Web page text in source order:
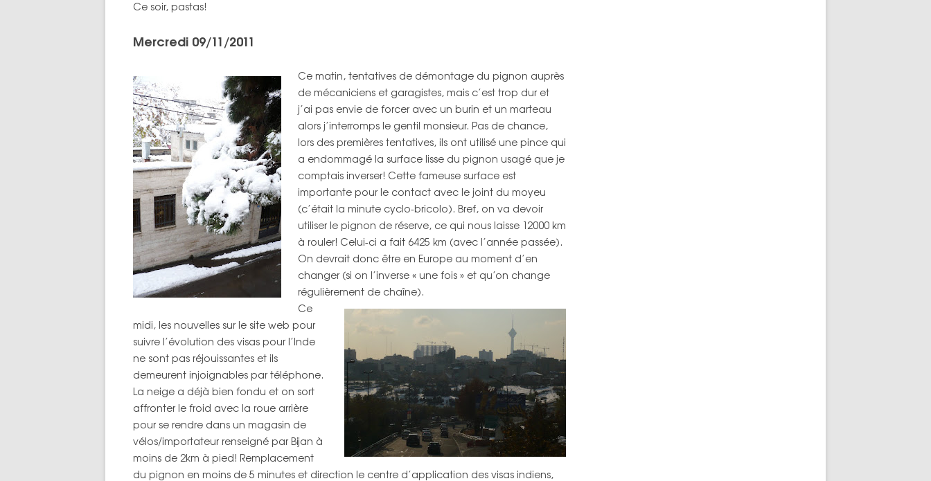
Ce soir, pastas!
Mercredi 09/11/2011
Ce matin, tentatives de démontage du pignon auprès
de mécaniciens et garagistes, mais c’est trop dur et
j’ai pas envie de forcer avec un burin et un marteau
alors j’interromps le gentil monsieur. Pas de chance,
lors des premières tentatives, ils ont utilisé une pince qui
a endommagé la surface lisse du pignon usagé que je
comptais inverser! Cette fameuse surface est
importante pour le contact avec le joint du moyeu
(c’était la minute cyclo-bricolo). Bref, on va devoir
utiliser le pignon de réserve, ce qui nous laisse 12000 km
à rouler! Celui-ci a fait 6425 km (avec l’année passée).
On devrait donc être en Europe au moment d’en
changer (si on l’inverse « une fois » et qu’on change
régulièrement de chaîne).
Ce
midi, les nouvelles sur le site web pour
suivre l’évolution des visas pour l’Inde
ne sont pas réjouissantes et ils
demeurent injoignables par téléphone.
La neige a déjà bien fondu et on sort
affronter le froid avec la roue arrière
pour se rendre dans un magasin de
vélos/importateur renseigné par Bijan à
moins de 2km à pied! Remplacement
du pignon en moins de 5 minutes et direction le centre d’application des visas indiens,